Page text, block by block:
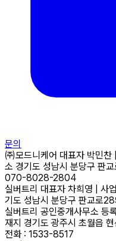
문의
㈜모드니케어 대표자 박민찬
소 경기도 성남시 분당구 판
070-8028-2804
실버트리 대표자 차희영 사
기도 성남시 분당구 판교로
실버트리 공인중개사무소 등
재지 경기도 광주시 초월읍
전화 : 1533-8517